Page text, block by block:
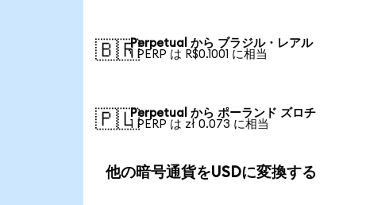
🇧🇷Perpetual から ブラジル・レアル
1 PERP は R$0.1001 に相当
🇵🇱Perpetual から ポーランド ズロチ
1 PERP は zł 0.073 に相当
他の暗号通貨をUSDに変換する